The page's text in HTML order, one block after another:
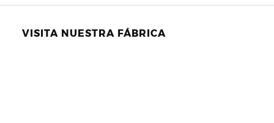
VISITA NUESTRA FÁBRICA